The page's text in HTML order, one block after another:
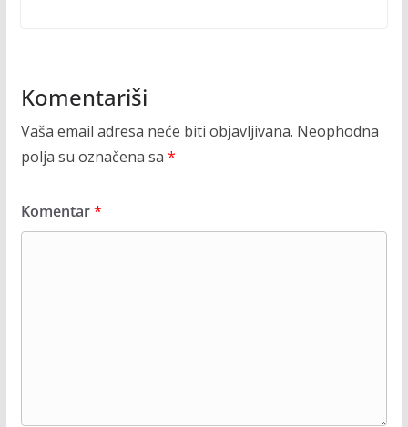
Komentariši
Vaša email adresa neće biti objavljivana. Neophodna
polja su označena sa *
Komentar*